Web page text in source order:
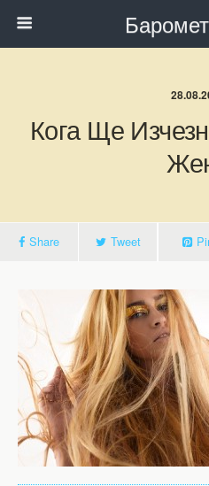
Кога Ще
Share Tweet